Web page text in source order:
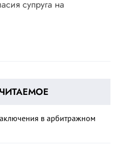
супруга на
в арбитражном